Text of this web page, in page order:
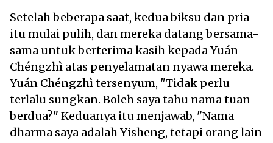
Setelah beberapa saat, kedua biksu dan pria
itu mulai pulih, dan mereka datang bersama-
sama untuk berterima kasih kepada Yuán
Chéngzhì atas penyelamatan nyawa mereka.
Yuán Chéngzhì tersenyum, "Tidak perlu
terlalu sungkan. Boleh saya tahu nama tuan
berdua?" Keduanya itu menjawab, "Nama
dharma saya adalah Yisheng, tetapi orang lain